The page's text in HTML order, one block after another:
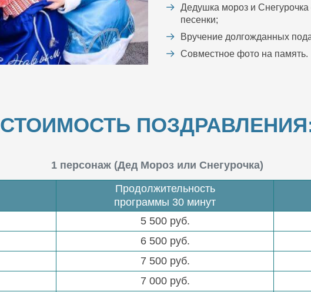
Дедушка мороз и
песенки;
Вручение долгожданных
Совместное фото на память.
СТОИМОСТЬ
1 персонаж (Дед Мороз или Снегурочка)
Продолжительность
программы 30 минут
5 500 руб.
6 500 руб.
7 500 руб.
7 000 руб.